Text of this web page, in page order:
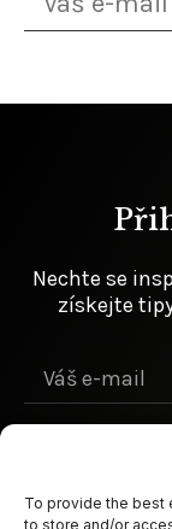
To provide the best
to store and/or
Nechte se
získejte